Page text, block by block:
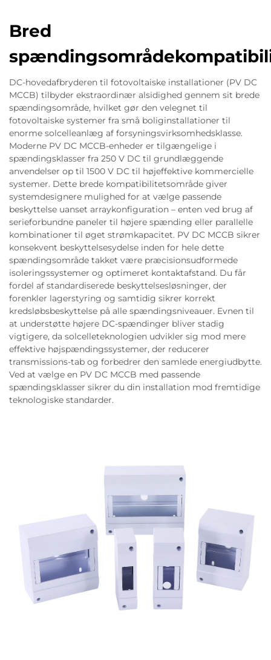
Bred
DC-hovedafbryderen til fotovoltaiske installationer (PV DC
MCCB) tilbyder ekstraordinær alsidighed gennem sit brede
spændingsområde, hvilket gør den velegnet til
fotovoltaiske systemer fra små boliginstallationer til
enorme solcelleanlæg af forsyningsvirksomhedsklasse.
Moderne PV DC MCCB-enheder er tilgængelige i
spændingsklasser fra 250 V DC til grundlæggende
anvendelser op til 1500 V DC til højeffektive kommercielle
systemer. Dette brede kompatibilitetsområde giver
systemdesignere mulighed for at vælge passende
beskyttelse uanset arraykonfiguration – enten ved brug af
serieforbundne paneler til højere spænding eller parallelle
kombinationer til øget strømkapacitet. PV DC MCCB sikrer
konsekvent beskyttelsesydelse inden for hele dette
spændingsområde takket være præcisionsudformede
isoleringssystemer og optimeret kontaktafstand. Du får
fordel af standardiserede beskyttelsesløsninger, der
forenkler lagerstyring og samtidig sikrer korrekt
kredsløbsbeskyttelse på alle spændingsniveauer. Evnen til
at understøtte højere DC-spændinger bliver stadig
vigtigere, da solcelleteknologien udvikler sig mod mere
effektive højspændingssystemer, der reducerer
transmissions-tab og forbedrer den samlede energiudbytte.
Ved at vælge en PV DC MCCB med passende
spændingsklasser sikrer du din installation mod fremtidige
teknologiske standarder.